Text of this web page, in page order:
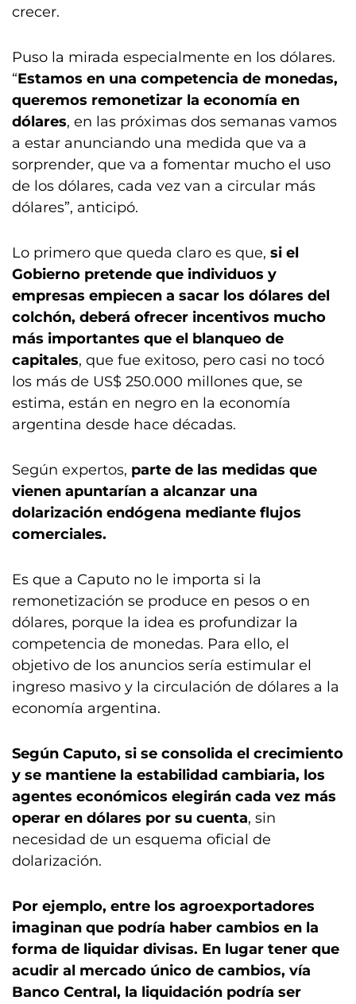
crecer.
Puso la mirada especialmente en los dólares.
“Estamos en una competencia de monedas,
queremos remonetizar la economía en
dólares, en las próximas dos semanas vamos
a estar anunciando una medida que va a
sorprender, que va a fomentar mucho el uso
de los dólares, cada vez van a circular más
dólares”, anticipó.
Lo primero que queda claro es que, si el
Gobierno pretende que individuos y
empresas empiecen a sacar los dólares del
colchón, deberá ofrecer incentivos mucho
más importantes que el blanqueo de
capitales, que fue exitoso, pero casi no tocó
los más de US$ 250.000 millones que, se
estima, están en negro en la economía
argentina desde hace décadas.
Según expertos, parte de las medidas que
vienen apuntarían a alcanzar una
dolarización endógena mediante flujos
comerciales.
Es que a Caputo no le importa si la
remonetización se produce en pesos o en
dólares, porque la idea es profundizar la
competencia de monedas. Para ello, el
objetivo de los anuncios sería estimular el
ingreso masivo y la circulación de dólares a la
economía argentina.
Según Caputo, si se consolida el crecimiento
y se mantiene la estabilidad cambiaria, los
agentes económicos elegirán cada vez más
operar en dólares por su cuenta, sin
necesidad de un esquema oficial de
dolarización.
Por ejemplo, entre los agroexportadores
imaginan que podría haber cambios en la
forma de liquidar divisas. En lugar tener que
acudir al mercado único de cambios, vía
Banco Central, la liquidación podría ser